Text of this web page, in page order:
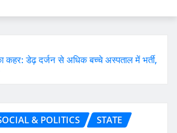
कहर: डेढ़ दर्जन से अधिक बच्चे अस्पताल में भर्ती,
& POLITICS STATE